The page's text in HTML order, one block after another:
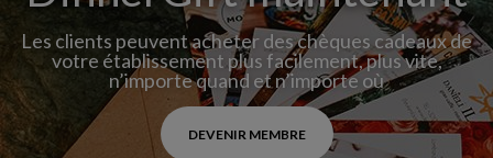
Les clients peuvent acheter des chèques cadeaux de
votre établissement plus facilement, plus vite,
n’importe quand et n’importe où
DEVENIR MEMBRE